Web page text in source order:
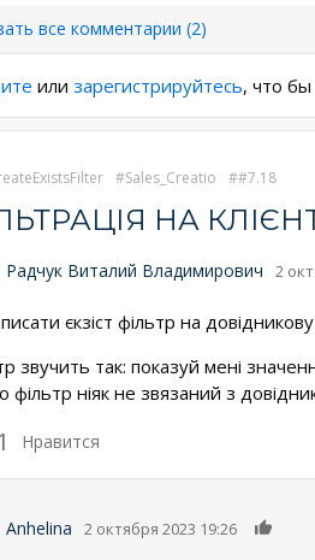
все комментарии (2)
или зарегистрируйтесь, что
Sales_Creatio #7.18
НА
Радчук Виталий Владимирович 2
єкзіст фільтр на
звучить так: показуй мені
фільтр ніяк не звязаний з
Нравится
Anhelina 2 октября 2023 19:26